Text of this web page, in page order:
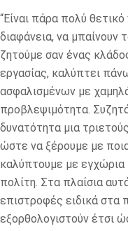
“Είναι πάρα πολύ θετικό
διαφάνεια, να μπαίνουν
ζητούμε σαν ένας
εργασίας, καλύπτει
ασφαλισμένων με
προβλεψιμότητα.
δυνατότητα μια
ώστε να ξέρουμε με
καλύπτουμε με
πολίτη. Στα πλαίσια
επιστροφές ειδικά στα
εξορθολογιστούν έτσι